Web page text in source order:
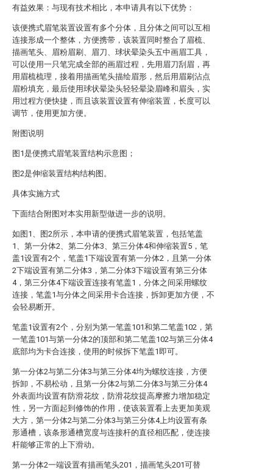
有益效果：与现有技术相比，本申请具有以下优势：
该便携式眉笔装置设置有多个分体，且分体之间可以互相
连接形成一个整体，方便携带，该装置同时整合了眉梳、
描画笔头、眉粉眉刷、眉刀、球状晕染头五中画眉工具，
可以使用一只笔完成全部的画眉过程，先用眉刀刮眉，再
用眉梳梳理，接着用描画笔头描绘眉形，然后用眉刷沾点
眉粉填充，最后使用球状晕染头轻轻晕染眉峰和眉头，实
用过程方便快捷，而且该装置设置有伸缩装置，长度可以
调节，使用更加方便。
附图说明
图1是便携式眉笔装置结构示意图；
图2是伸缩装置结构结构图。
具体实施方式
下面结合附图对本实用新型做进一步的说明。
如图1、图2所示，本申请的便携式眉笔装置，包括笔盖
1、第一分体2、第二分体3、第三分体4和伸缩装置5，笔
盖1设置有2个，笔盖1下端设置有第一分体2，且第一分体
2下端设置有第二分体3，第二分体3下端设置有第三分体
4，第三分体4下端设置连接有笔盖1，分体之间采用螺纹
连接，笔盖1与分体之间采用卡合连接，拆卸更加方便，不
会轻易断开。
笔盖1设置有2个，分别为第一笔盖101和第二笔盖102，第
一笔盖101与第一分体2的顶部和第二笔盖102与第三分体4
底部均为卡合连接，使用的时候拆下笔盖1即可。
第一分体2与第二分体3与第三分体4均为螺纹连接，方便
拆卸，不易松动，且第一分体2与第二分体3与第三分体4
外表面均设置有防滑花纹，防滑花纹提高摩擦力增加稳定
性，另一方面起到修饰的作用，使该装置看上去更加美观
大方，第一分体2与第二分体3与第三分体4上均设置有条
形通槽，该条形通槽宽度与连接杆的直径相匹配，使连接
杆能够正常的上下滑动。
第一分体2一端设置有描画笔头201，描画笔头201可替